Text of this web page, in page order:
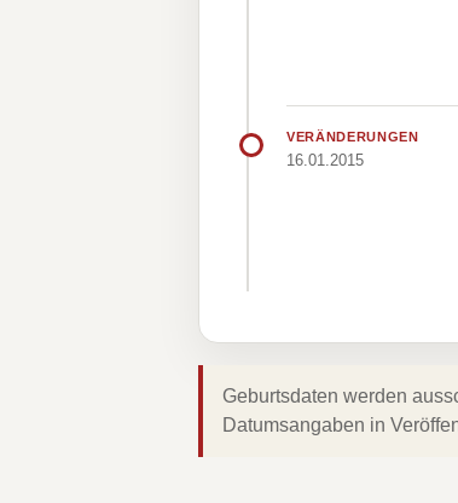
VERÄNDERUNGEN
16.01.2015
Geburtsdaten werden
Datumsangaben in